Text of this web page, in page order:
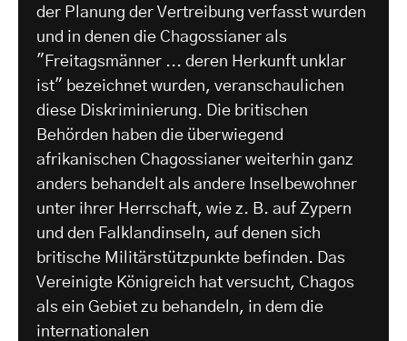
der Planung der Vertreibung verfasst wurden
und in denen die Chagossianer als
"Freitagsmänner ... deren Herkunft unklar
ist" bezeichnet wurden, veranschaulichen
diese Diskriminierung. Die britischen
Behörden haben die überwiegend
afrikanischen Chagossianer weiterhin ganz
anders behandelt als andere Inselbewohner
unter ihrer Herrschaft, wie z. B. auf Zypern
und den Falklandinseln, auf denen sich
britische Militärstützpunkte befinden. Das
Vereinigte Königreich hat versucht, Chagos
als ein Gebiet zu behandeln, in dem die
internationalen